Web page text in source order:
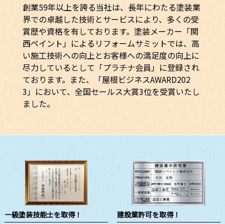
創業59年以上を誇る当社は、長年にわたる塗装業
界での卓越した技術とサービスにより、多くの受
賞歴や資格を有しております。塗装メーカー「関
西ペイント」によるリフォームサミットでは、高
い施工技術への向上とお客様への満足度の向上に
尽力しているとして「プラチナ会員」に登録され
ております。また、「屋根ビジネスAWARD202
3」において、全国セールス大賞3位を受賞いたし
ました。
一級塗装技能士を取得！
建設業許可を取得！